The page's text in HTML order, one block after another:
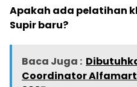
Apakah ada pelatihan
Supir baru?
Baca Juga :
Coordinator